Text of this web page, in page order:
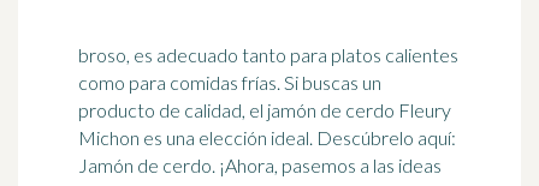
broso, es adecuado tanto para platos calientes
como para comidas frías. Si buscas un
producto de calidad, el jamón de cerdo Fleury
Michon es una elección ideal. Descúbrelo aquí:
Jamón de cerdo. ¡Ahora, pasemos a las ideas